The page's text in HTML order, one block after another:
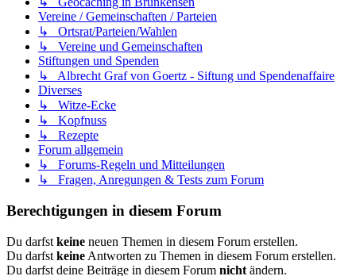
Vereine / Gemeinschaften / Parteien
↳ Ortsrat/Parteien/Wahlen
↳ Vereine und Gemeinschaften
Stiftungen und Spenden
↳ Albrecht Graf von Goertz - Siftung und Spendenaffaire
Diverses
↳ Witze-Ecke
↳ Kopfnuss
↳ Rezepte
Forum allgemein
↳ Forums-Regeln und Mitteilungen
↳ Fragen, Anregungen & Tests zum Forum
Berechtigungen in diesem Forum
Du darfst keine neuen Themen in diesem Forum erstellen.
Du darfst keine Antworten zu Themen in diesem Forum erstellen.
Du darfst deine Beiträge in diesem Forum nicht ändern.